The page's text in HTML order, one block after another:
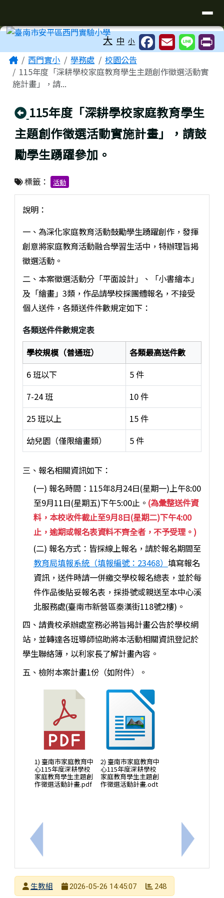
工具列 大 中 小
主內容區域
Home西門實小 學務處
校園公告
115年度「深耕學校家庭教育學生主題創作徵選活動實
施計畫」，請...
回上頁
115年度「深耕學校家庭教育學生
主題創作徵選活動實施計畫」，請鼓
勵學生踴躍參加。
標籤： 活動
上一筆：轉知臺南市立永仁高級中學舞蹈暑期營隊—
說明：
一、為深化家庭教育活動鼓勵學生踴躍創作，發揮
創意將家庭教育活動融合學習生活中，特辦理旨揭
徵選活動。
二、本案徵選活動分「平面設計」、「小書繪本」
及「繪畫」3類，作品請學校採團體報名，不接受
個人送件，各類送件件數規定如下：
各類送件件數規定表
學校規模（普通班）
各類最高送件數
6 班以下
5 件
7-24 班
10 件
25 班以上
15 件
幼兒園（僅限繪畫類）
5 件
三、報名相關資訊如下：
(一) 報名時間：115年8月24日(星期一)上午8:00
至9月11日(星期五)下午5:00止。 (為彙整送件資
料，本校收件截止至9月8日(星期二)下午4:00
止，逾期或報名表資料不齊全者，不予受理。)
(二) 報名方式：皆採線上報名，請於報名期間至
教育局填報系統（填報編號：23468） 填寫報名
資訊，送件時請一併繳交學校報名總表，並於每
件作品後貼妥報名表，採掛號或親送至本中心溪
北服務處(臺南市新營區秦漢街118號2樓)。
四、請貴校承辦處室務必將旨揭計畫公告於學校網
站，並轉達各班導師協助將本活動相關資訊登記於
學生聯絡簿，以利家長了解計畫內容。
五、檢附本案計畫1份（如附件）。
1) 臺南市家庭教育中
心115年度深耕學校
家庭教育學生主題創
作徵選活動計畫.pdf
2) 臺南市家庭教育中
心115年度深耕學校
家庭教育學生主題創
作徵選活動計畫.odt
下一筆：
發布者生教組
2026-05-26 14:45:07 248
頁尾區域